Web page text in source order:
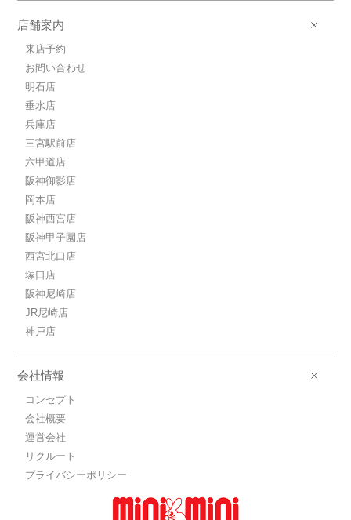
店舗案内
来店予約
お問い合わせ
明石店
垂水店
兵庫店
三宮駅前店
六甲道店
阪神御影店
岡本店
阪神西宮店
阪神甲子園店
西宮北口店
塚口店
阪神尼崎店
JR尼崎店
神戸店
会社情報
コンセプト
会社概要
運営会社
リクルート
プライバシーポリシー